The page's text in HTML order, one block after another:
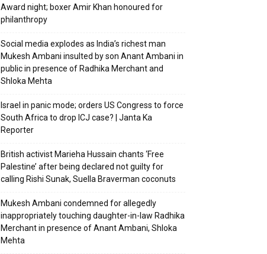
Award night; boxer Amir Khan honoured for
philanthropy
Social media explodes as India’s richest man
Mukesh Ambani insulted by son Anant Ambani in
public in presence of Radhika Merchant and
Shloka Mehta
Israel in panic mode; orders US Congress to force
South Africa to drop ICJ case? | Janta Ka
Reporter
British activist Marieha Hussain chants ‘Free
Palestine’ after being declared not guilty for
calling Rishi Sunak, Suella Braverman coconuts
Mukesh Ambani condemned for allegedly
inappropriately touching daughter-in-law Radhika
Merchant in presence of Anant Ambani, Shloka
Mehta